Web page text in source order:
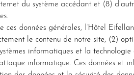
du système accédant et (8)
ces données générales, l’Hôtel
le contenu de notre site, (2)
informatiques et la
informatique. Ces données et